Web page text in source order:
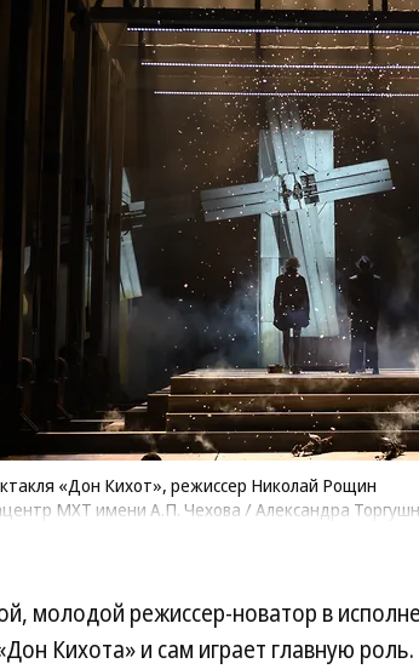
«Дон Кихот», режиссер Николай Рощин
МХТ имени А.П. Чехова / Александра
молодой режиссер-новатор в
Кихота» и сам играет главную